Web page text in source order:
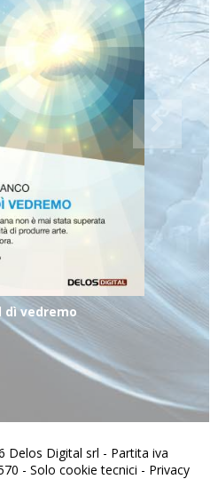
dì vedremo
Delos Digital srl - Partita iva
- Solo cookie tecnici - Privacy